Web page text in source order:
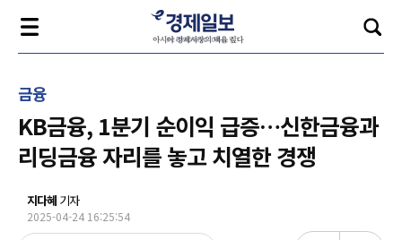
금융
KB금융, 1분기 순이익 급증…신한금융과
리딩금융 자리를 놓고 치열한 경쟁
지다혜 기자
2025-04-24 16:25:54